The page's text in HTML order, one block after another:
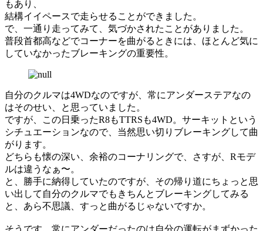
もあり、
結構イイペースで走らせることができました。
で、一通り走ってみて、気づかされたことがありました。
普段首都高などでコーナーを曲がるときには、ほとんど気に
していなかったブレーキングの重要性。
自分のクルマは4WDなのですが、常にアンダーステアなの
はそのせい、と思っていました。
ですが、この日乗ったR8もTTRSも4WD。サーキットという
シチュエーションなので、当然思い切りブレーキングして曲
がります。
どちらも懐の深い、余裕のコーナリングで、さすが、Rモデ
ルは違うなぁ〜。
と、勝手に納得していたのですが、その帰り道にちょっと思
い出して自分のクルマでもきちんとブレーキングしてみる
と、あら不思議、すっと曲がるじゃないですか。
そうです、常にアンダーだったのは自分の運転がまずかった